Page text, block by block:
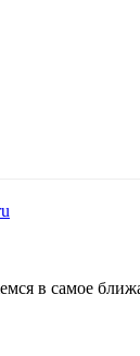
в самое